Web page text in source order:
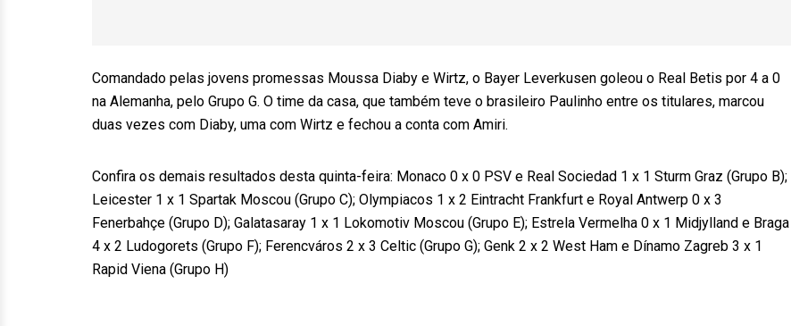
Comandado pelas jovens promessas Moussa Diaby e Wirtz, o Bayer Leverkusen goleou o Real Betis por 4 a 0
na Alemanha, pelo Grupo G. O time da casa, que também teve o brasileiro Paulinho entre os titulares, marcou
duas vezes com Diaby, uma com Wirtz e fechou a conta com Amiri.
Confira os demais resultados desta quinta-feira: Monaco 0 x 0 PSV e Real Sociedad 1 x 1 Sturm Graz (Grupo B);
Leicester 1 x 1 Spartak Moscou (Grupo C); Olympiacos 1 x 2 Eintracht Frankfurt e Royal Antwerp 0 x 3
Fenerbahçe (Grupo D); Galatasaray 1 x 1 Lokomotiv Moscou (Grupo E); Estrela Vermelha 0 x 1 Midjylland e Braga
4 x 2 Ludogorets (Grupo F); Ferencváros 2 x 3 Celtic (Grupo G); Genk 2 x 2 West Ham e Dínamo Zagreb 3 x 1
Rapid Viena (Grupo H)